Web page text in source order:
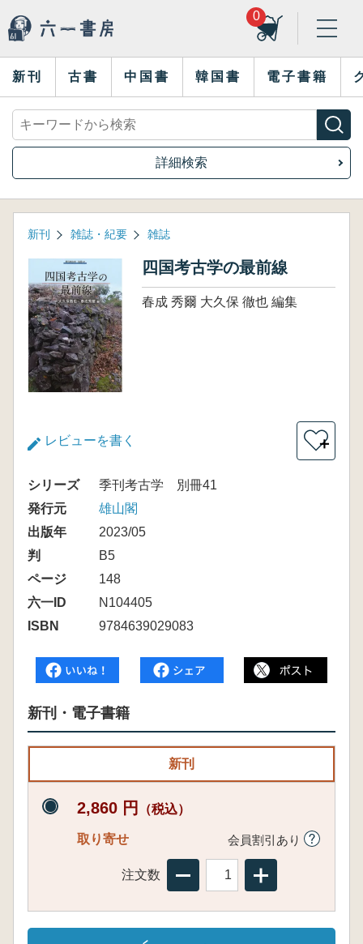
0
新刊 古書 中国書 韓国書 電子書籍
詳細検索
新刊 雑誌・紀要 雑誌
四国考古学の最前線
春成 秀爾 大久保 徹也 編集
レビューを書く ＋
シリーズ
季刊考古学 別冊41
発行元
雄山閣
出版年
2023/05
判
B5
ページ
148
六一ID
N104405
ISBN
9784639029083
新刊・電子書籍
新刊
2,860 円 （税込）
取り寄せ 会員割引あり
注文数